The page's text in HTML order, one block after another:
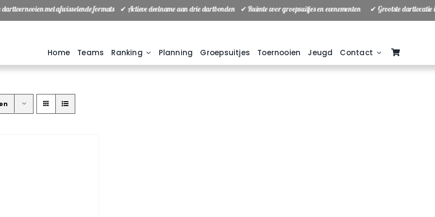
met afwisselende formats ✔ Actieve deelname aan drie dartbonden ✔ Ruimte voor groepsuitjes en evenementen ✔ Grootste
Home Teams Ranking Planning Groepsuitjes Toernooien Jeugd Contact